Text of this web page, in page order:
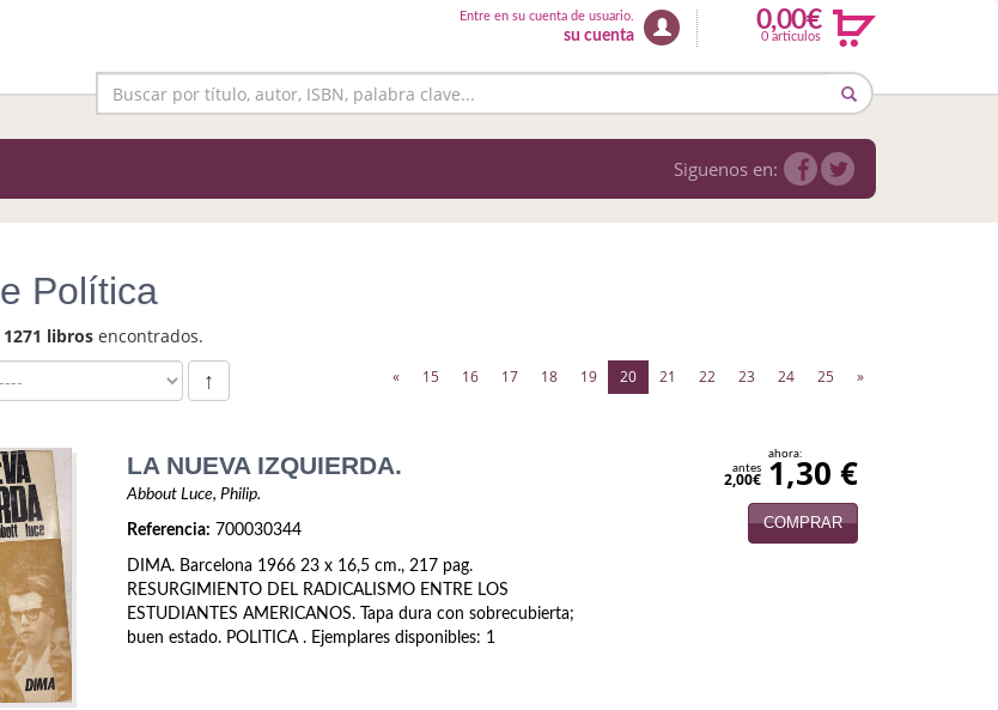
Entre en su cuenta de usuario.
su cuenta
0,00€
0 articulos
Siguenos en:
Política
1271 librosencontrados.
↑ « 15 16 17 18 19 20(current)
21 22 23 24 25 »
LA NUEVA IZQUIERDA.
Abbout Luce, Philip.
Referencia: 700030344
DIMA. Barcelona 1966 23 x 16,5 cm., 217 pag.
RESURGIMIENTO DEL RADICALISMO ENTRE LOS
ESTUDIANTES AMERICANOS. Tapa dura con sobrecubierta;
buen estado. POLITICA . Ejemplares disponibles: 1
antes
2,00€
ahora:
1,30 €
COMPRAR